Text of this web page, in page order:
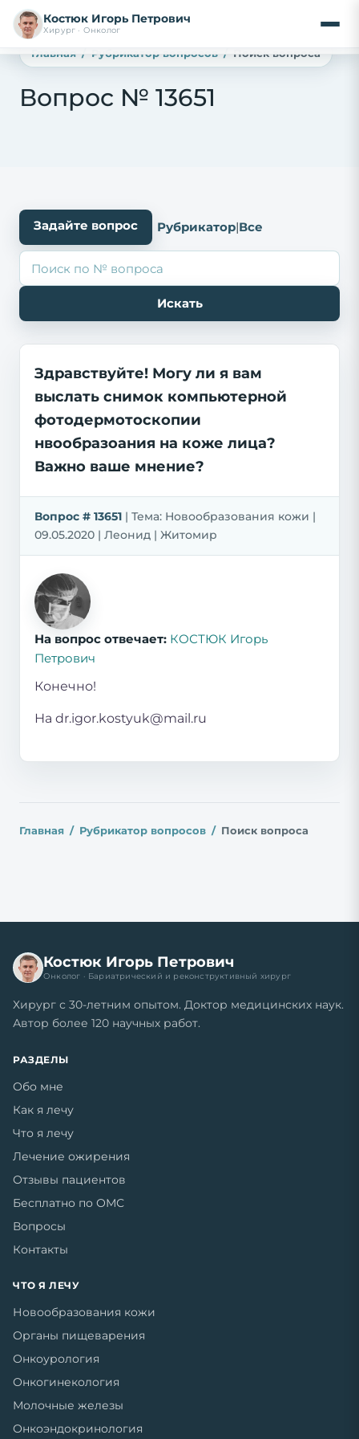
Костюк Игорь Петрович
Хирург · Онколог
Главная Рубрикатор вопросов Поиск вопроса
Вопрос № 13651
Задайте вопрос Рубрикатор|Все
Здравствуйте! Могу ли я вам
выслать снимок компьютерной
фотодермотоскопии
нвообразоания на коже лица?
Важно ваше мнение?
Вопрос # 13651 | Тема: Новообразования кожи |
09.05.2020 | Леонид | Житомир
На вопрос отвечает: КОСТЮК Игорь
Петрович
Конечно!
На dr.igor.kostyuk@mail.ru
Главная Рубрикатор вопросов Поиск вопроса
Костюк Игорь Петрович
Онколог · Бариатрический и реконструктивный хирург
Хирург с 30-летним опытом. Доктор медицинских наук.
Автор более 120 научных работ.
РАЗДЕЛЫ
Обо мне
Как я лечу
Что я лечу
Лечение ожирения
Отзывы пациентов
Бесплатно по ОМС
Вопросы
Контакты
ЧТО Я ЛЕЧУ
Новообразования кожи
Органы пищеварения
Онкоурология
Онкогинекология
Молочные железы
Онкоэндокринология